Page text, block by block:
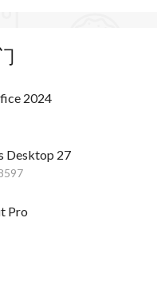
对不同语言和框架训练
Server 默认启用：现
Nuxt 的项目）默认启
的组件用法提供编辑器
2024
Desktop 27
Pro